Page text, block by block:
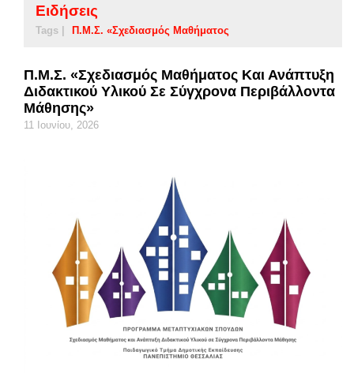
Ειδήσεις
Tags | Π.Μ.Σ. «Σχεδιασμός Μαθήματος
Π.Μ.Σ. «Σχεδιασμός Μαθήματος Και Ανάπτυξη
Διδακτικού Υλικού Σε Σύγχρονα Περιβάλλοντα
Μάθησης»
11 Ιουνίου, 2026